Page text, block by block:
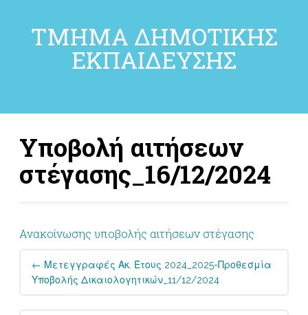
ΤΜΗΜΑ ΔΗΜΟΤΙΚΗΣ
ΕΚΠΑΙΔΕΥΣΗΣ
Υποβολή αιτήσεων
στέγασης_16/12/2024
Ανακοίνωσης υποβολής αιτήσεων στέγασης
Post
navigation
← Μετεγγραφές Ακ. Έτους 2024_2025-Προθεσμία
Υποβολής Δικαιολογητικών_11/12/2024